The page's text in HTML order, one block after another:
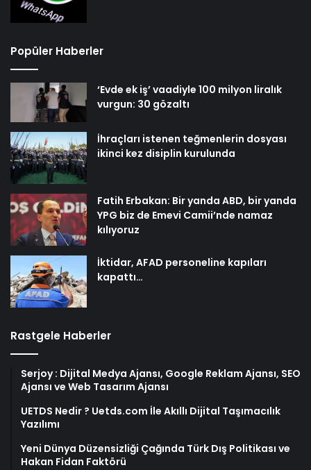
Popüler Haberler
‘Evde ek iş’ vaadiyle 100 milyon liralık
vurgun: 30 gözaltı
İhraçları istenen teğmenlerin dosyası
ikinci kez disiplin kurulunda
Fatih Erbakan: Bir yanda ABD, bir yanda
YPG biz de Emevi Camii’nde namaz
kılıyoruz
İktidar, AFAD personeline kapıları
kapattı…
Rastgele Haberler
Serjoy : Dijital Medya Ajansı, Google Reklam Ajansı, SEO
Ajansı ve Web Tasarım Ajansı
UETDS Nedir ? Uetds.com İle Akıllı Dijital Taşımacılık
Yazılımı
Yeni Dünya Düzensizliği Çağında Türk Dış Politikası ve
Hakan Fidan Faktörü